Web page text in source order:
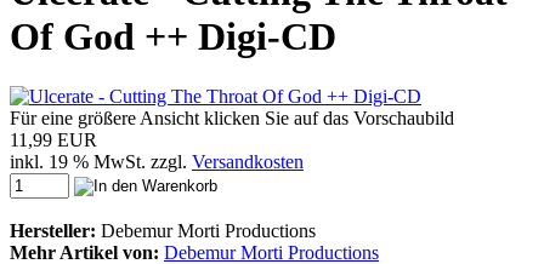
Of God ++ Digi-CD
Für eine größere Ansicht klicken Sie auf das Vorschaubild
11,99 EUR
inkl. 19 % MwSt. zzgl. Versandkosten
Hersteller: Debemur Morti Productions
Mehr Artikel von: Debemur Morti Productions